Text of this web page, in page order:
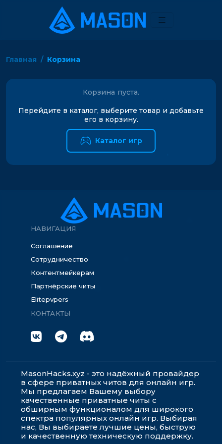
Главная Корзина
Корзина пуста.
Перейдите в каталог, выберите товар и добавьте
его в корзину.
Каталог игр
НАВИГАЦИЯ
Соглашение
Сотрудничество
Контентмейкерам
Партнёрские читы
Elitepvpers
КОНТАКТЫ
MasonHacks.xyz - это надёжный провайдер
в сфере приватных читов для онлайн игр.
Мы предлагаем Вашему выбору
качественные приватные читы с
обширным функционалом для широкого
спектра популярных онлайн игр. Выбирая
нас, Вы выбираете лучшие цены, быструю
и качественную техническую поддержку.